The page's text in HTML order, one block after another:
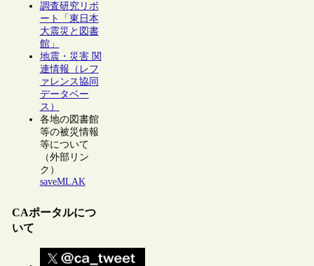
調査研究リポ
ート「東日本
大震災と図書
館」
地震・災害 関
連情報（レフ
ァレンス協同
データベー
ス）
各地の図書館
等の被災情報
等について
（外部リン
ク）
saveMLAK
CAポータルにつ
いて